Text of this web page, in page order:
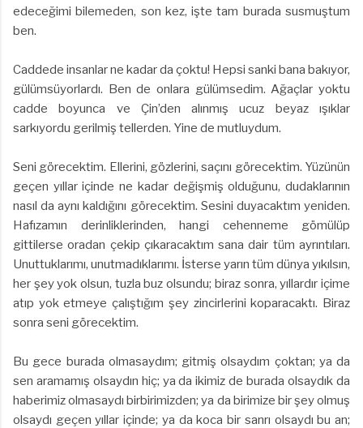
edeceğimi bilemeden, son kez, işte tam burada susmuştum
ben.
Caddede insanlar ne kadar da çoktu! Hepsi sanki bana bakıyor,
gülümsüyorlardı. Ben de onlara gülümsedim. Ağaçlar yoktu
cadde boyunca ve Çin’den alınmış ucuz beyaz ışıklar
sarkıyordu gerilmiş tellerden. Yine de mutluydum.
Seni görecektim. Ellerini, gözlerini, saçını görecektim. Yüzünün
geçen yıllar içinde ne kadar değişmiş olduğunu, dudaklarının
nasıl da aynı kaldığını görecektim. Sesini duyacaktım yeniden.
Hafızamın derinliklerinden, hangi cehenneme gömülüp
gittilerse oradan çekip çıkaracaktım sana dair tüm ayrıntıları.
Unuttuklarımı, unutmadıklarımı. İsterse yarın tüm dünya yıkılsın,
her şey yok olsun, tuzla buz olsundu; biraz sonra, yıllardır içime
atıp yok etmeye çalıştığım şey zincirlerini koparacaktı. Biraz
sonra seni görecektim.
Bu gece burada olmasaydım; gitmiş olsaydım çoktan; ya da
sen aramamış olsaydın hiç; ya da ikimiz de burada olsaydık da
haberimiz olmasaydı birbirimizden; ya da birimize bir şey olmuş
olsaydı geçen yıllar içinde; ya da koca bir sanrı olsaydı bu an;